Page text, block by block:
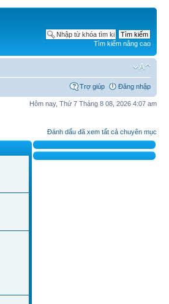
Tìm kiếm nâng cao
Trợ giúp Đăng nhập
Hôm nay, Thứ 7 Tháng 8 08, 2026 4:07 am
Đánh dấu đã xem tất cả chuyên mục